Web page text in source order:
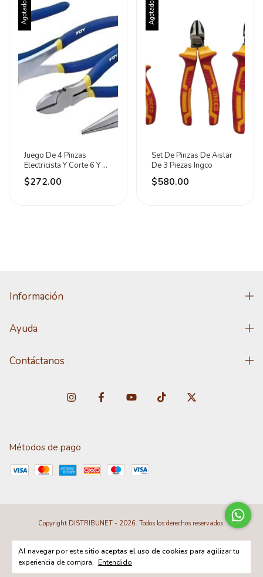
Al navegar por este sitio aceptas el uso de cookies para agilizar tu
experiencia de compra. Entendido
Agotado
Juego De 4 Pinzas
Electricista Y Corte 6 Y 8
In Foy
$272.00
Agotado
Set De Pinzas De Aislar
De 3 Piezas Ingco
$580.00
Información
Ayuda
Contáctanos
Métodos de pago
Copyright DISTRIBUNET - 2026. Todos los derechos reservados.